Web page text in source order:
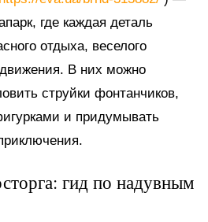
где каждая деталь
отдыха, веселого
движения. В них можно
струйки фонтанчиков,
и придумывать
гид по надувным